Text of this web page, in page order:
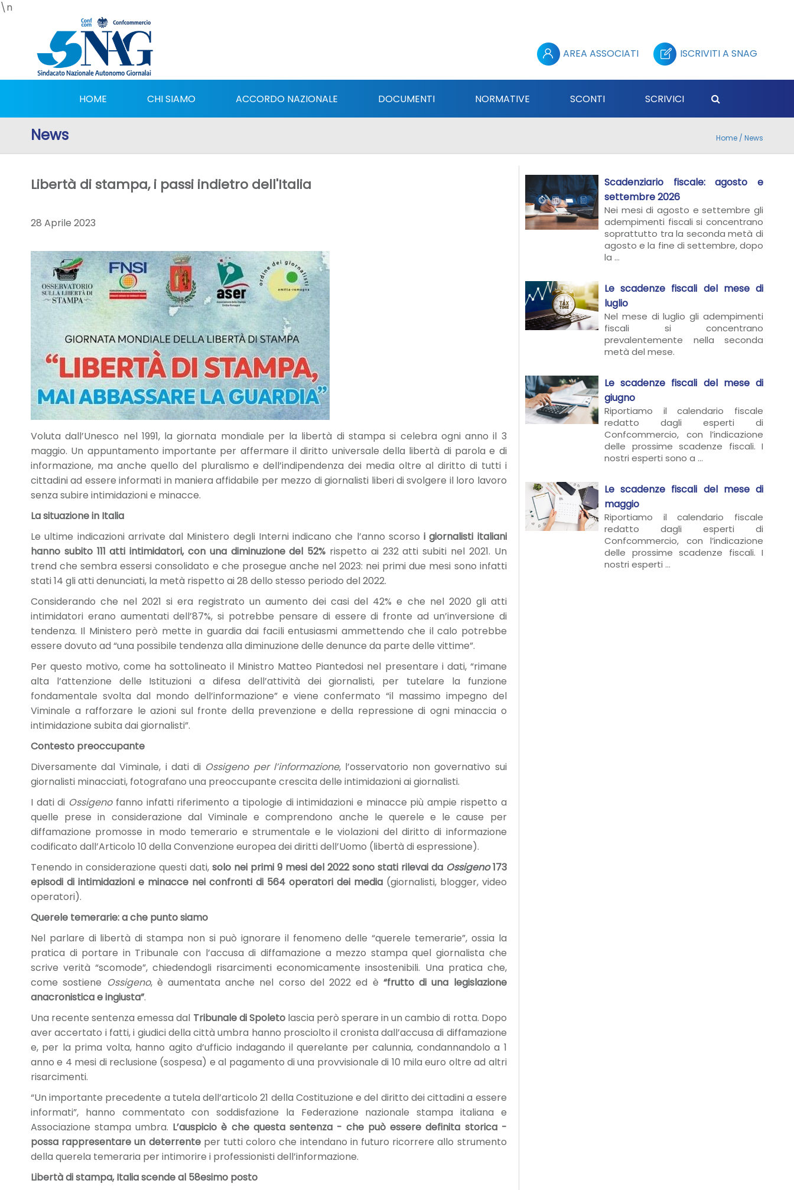
\n
AREA ASSOCIATI ISCRIVITI A SNAG
HOME CHI SIAMO ACCORDO NAZIONALE DOCUMENTI NORMATIVE SCONTI SCRIVICI
News Home / News
Libertà di stampa, i passi indietro dell'Italia
28 Aprile 2023
Voluta dall’Unesco nel 1991, la giornata mondiale per la libertà di stampa si celebra ogni anno il 3
maggio. Un appuntamento importante per affermare il diritto universale della libertà di parola e di
informazione, ma anche quello del pluralismo e dell’indipendenza dei media oltre al diritto di tutti i
cittadini ad essere informati in maniera affidabile per mezzo di giornalisti liberi di svolgere il loro lavoro
senza subire intimidazioni e minacce.
La situazione in Italia
Le ultime indicazioni arrivate dal Ministero degli Interni indicano che l’anno scorsoi giornalisti italiani
hanno subito 111 atti intimidatori, con una diminuzione del 52% rispetto ai 232 atti subiti nel 2021. Un
trend che sembra essersi consolidato e che prosegue anche nel 2023: nei primi due mesi sono infatti
stati 14 gli atti denunciati, la metà rispetto ai 28 dello stesso periodo del 2022.
Considerando che nel 2021 si era registrato un aumento dei casi del 42% e che nel 2020 gli atti
intimidatori erano aumentati dell’87%, si potrebbe pensare di essere di fronte ad un’inversione di
tendenza. Il Ministero però mette in guardia dai facili entusiasmi ammettendo che il calo potrebbe
essere dovuto ad “una possibile tendenza alla diminuzione delle denunce da parte delle vittime”.
Per questo motivo, come ha sottolineato il Ministro Matteo Piantedosi nel presentare i dati, “rimane
alta l’attenzione delle Istituzioni a difesa dell’attività dei giornalisti, per tutelare la funzione
fondamentale svolta dal mondo dell’informazione” e viene confermato “il massimo impegno del
Viminale a rafforzare le azioni sul fronte della prevenzione e della repressione di ogni minaccia o
intimidazione subita dai giornalisti”.
Contesto preoccupante
Diversamente dal Viminale, i dati di Ossigeno per l’informazione, l’osservatorio non governativo sui
giornalisti minacciati, fotografano una preoccupante crescita delle intimidazioni ai giornalisti.
I dati di Ossigenofanno infatti riferimento a tipologie di intimidazioni e minacce più ampie rispetto a
quelle prese in considerazione dal Viminale e comprendono anche le querele e le cause per
diffamazione promosse in modo temerario e strumentale e le violazioni del diritto di informazione
codificato dall’Articolo 10 della Convenzione europea dei diritti dell’Uomo (libertà di espressione).
Tenendo in considerazione questi dati, solo nei primi 9 mesi del 2022 sono stati rilevai da Ossigeno173
episodi di intimidazioni e minacce nei confronti di 564 operatori dei media(giornalisti, blogger, video
operatori).
Querele temerarie: a che punto siamo
Nel parlare di libertà di stampa non si può ignorare il fenomeno delle “querele temerarie”, ossia la
pratica di portare in Tribunale con l’accusa di diffamazione a mezzo stampa quel giornalista che
scrive verità “scomode”, chiedendogli risarcimenti economicamente insostenibili. Una pratica che,
come sostiene Ossigeno, è aumentata anche nel corso del 2022 ed è “frutto di una legislazione
anacronistica e ingiusta”.
Una recente sentenza emessa dal Tribunale di Spoletolascia però sperare in un cambio di rotta. Dopo
aver accertato i fatti, i giudici della città umbra hanno prosciolto il cronista dall’accusa di diffamazione
e, per la prima volta, hanno agito d’ufficio indagando il querelante per calunnia, condannandolo a 1
anno e 4 mesi di reclusione (sospesa) e al pagamento di una provvisionale di 10 mila euro oltre ad altri
risarcimenti.
“Un importante precedente a tutela dell’articolo 21 della Costituzione e del diritto dei cittadini a essere
informati”, hanno commentato con soddisfazione la Federazione nazionale stampa italiana e
Associazione stampa umbra. L’auspicio è che questa sentenza - che può essere definita storica -
possa rappresentare un deterrente per tutti coloro che intendano in futuro ricorrere allo strumento
della querela temeraria per intimorire i professionisti dell’informazione.
Libertà di stampa, Italia scende al 58esimo posto
Scadenziario fiscale: agosto e
settembre 2026
Nei mesi di agosto e settembre gli
adempimenti fiscali si concentrano
soprattutto tra la seconda metà di
agosto e la fine di settembre, dopo
la ...
Le scadenze fiscali del mese di
luglio
Nel mese di luglio gli adempimenti
fiscali si concentrano
prevalentemente nella seconda
metà del mese.
Le scadenze fiscali del mese di
giugno
Riportiamo il calendario fiscale
redatto dagli esperti di
Confcommercio, con l’indicazione
delle prossime scadenze fiscali. I
nostri esperti sono a ...
Le scadenze fiscali del mese di
maggio
Riportiamo il calendario fiscale
redatto dagli esperti di
Confcommercio, con l’indicazione
delle prossime scadenze fiscali. I
nostri esperti ...